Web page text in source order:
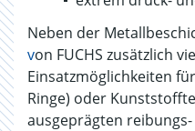
Neben der
von FUCHS zusätzlich
Einsatzmöglichkeiten
Ringe) oder
ausgeprägten